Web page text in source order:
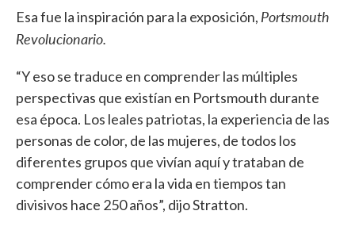
Esa fue la inspiración para la exposición, Portsmouth
Revolucionario.
“Y eso se traduce en comprender las múltiples
perspectivas que existían en Portsmouth durante
esa época. Los leales patriotas, la experiencia de las
personas de color, de las mujeres, de todos los
diferentes grupos que vivían aquí y trataban de
comprender cómo era la vida en tiempos tan
divisivos hace 250 años”, dijo Stratton.